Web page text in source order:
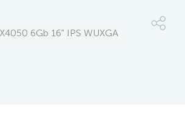
6Gb 16" IPS WUXGA